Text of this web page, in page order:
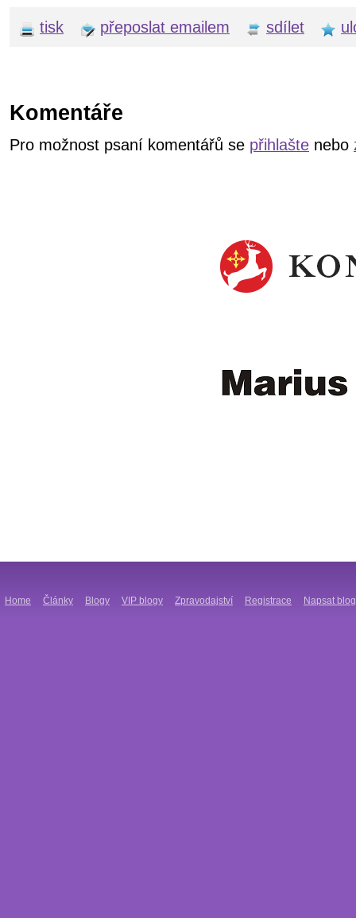
tisk přeposlat emailem sdílet
Komentáře
Pro možnost psaní komentářů se přihlašte nebo
Home Články Blogy VIP blogy Zpravodajství Registrace Napsat blog